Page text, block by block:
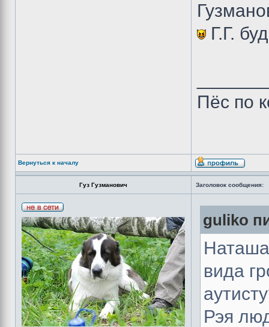
Г.Г.
Пёс по
Вернуться к началу
Гуз Гузманович Заголовок сообщения:
guliko
вида
Рэя